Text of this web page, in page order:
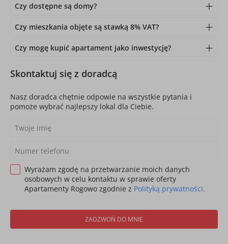
Czy dostępne są domy?
Czy mieszkania objęte są stawką 8% VAT?
Czy mogę kupić apartament jako inwestycję?
Skontaktuj się z doradcą
Nasz doradca chętnie odpowie na wszystkie pytania i
pomoże wybrać najlepszy lokal dla Ciebie.
Wyrażam zgodę na przetwarzanie moich danych
osobowych w celu kontaktu w sprawie oferty
Apartamenty Rogowo zgodnie z Polityką prywatności.
ZADZWOŃ DO MNIE